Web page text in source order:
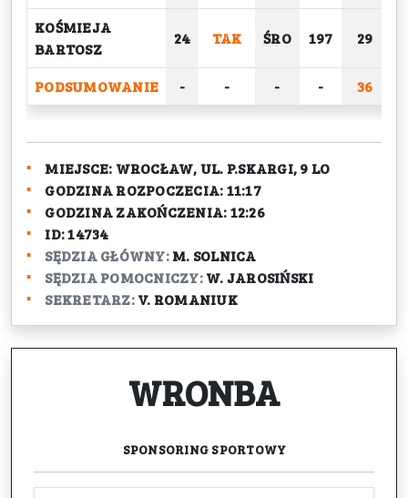
KOŚMIEJA
BARTOSZ
24 TAK ŚRO 197 29
PODSUMOWANIE - - - - 36
MIEJSCE: WROCŁAW, UL. P.SKARGI, 9 LO
GODZINA ROZPOCZECIA:11:17
GODZINA ZAKOŃCZENIA:12:26
ID:14734
SĘDZIA GŁÓWNY: M. SOLNICA
SĘDZIA POMOCNICZY: W. JAROSIŃSKI
SEKRETARZ: V. ROMANIUK
WRONBA
SPONSORING SPORTOWY